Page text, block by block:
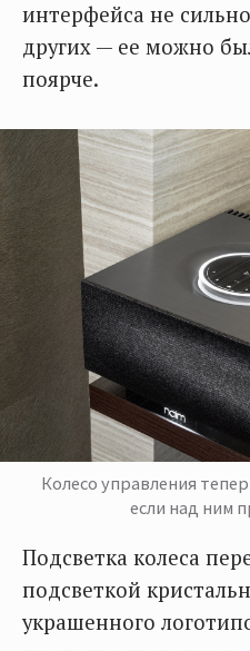
интерфейса не
других — ее можно
поярче.
Колесо управления
если над ним
Подсветка колеса
подсветкой
украшенного